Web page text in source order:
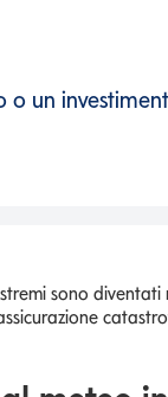
o un
o un
sono